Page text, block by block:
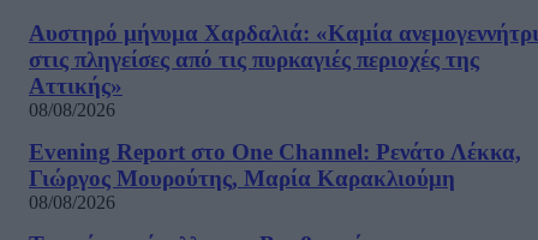
Αυστηρό μήνυμα Χαρδαλιά: «Καμία
στις πληγείσες από τις πυρκαγιές περιοχές της
Αττικής»
08/08/2026
Evening Report στο One Channel: Ρενάτο Λέκκα,
Γιώργος Μουρούτης, Μαρία Καρακλιούμη
08/08/2026